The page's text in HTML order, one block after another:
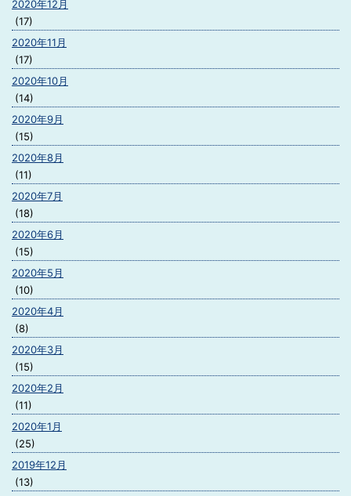
2020年12月
(17)
2020年11月
(17)
2020年10月
(14)
2020年9月
(15)
2020年8月
(11)
2020年7月
(18)
2020年6月
(15)
2020年5月
(10)
2020年4月
(8)
2020年3月
(15)
2020年2月
(11)
2020年1月
(25)
2019年12月
(13)